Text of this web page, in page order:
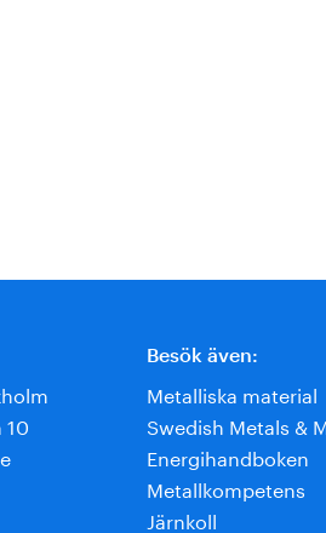
Besök även:
Metalliska material
Swedish Metals &
Energihandboken
Metallkompetens
Järnkoll